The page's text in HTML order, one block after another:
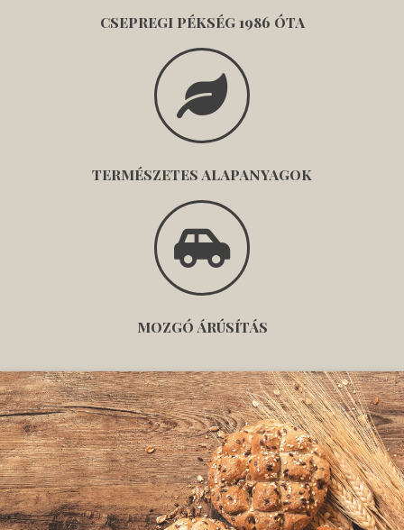
CSEPREGI PÉKSÉG 1986 ÓTA
TERMÉSZETES ALAPANYAGOK
MOZGÓ ÁRÚSÍTÁS